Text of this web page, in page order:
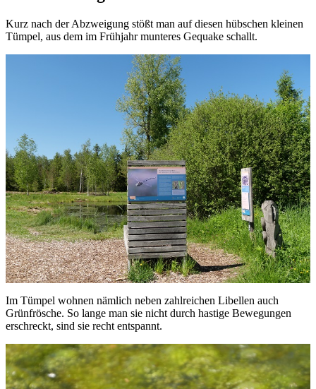
Kurz nach der Abzweigung stößt man auf diesen hübschen kleinen
Tümpel, aus dem im Frühjahr munteres Gequake schallt.
Im Tümpel wohnen nämlich neben zahlreichen Libellen auch
Grünfrösche. So lange man sie nicht durch hastige Bewegungen
erschreckt, sind sie recht entspannt.